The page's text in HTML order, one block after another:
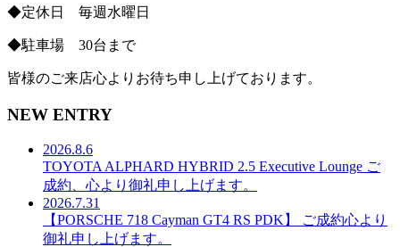
◆定休日 毎週水曜日
◆駐車場 30台まで
皆様のご来店心よりお待ち申し上げております。
NEW ENTRY
2026.8.6
TOYOTA ALPHARD HYBRID 2.5 Executive Lounge ご
成約、心より御礼申し上げます。
2026.7.31
【PORSCHE 718 Cayman GT4 RS PDK】 ご成約心より
御礼申し上げます。